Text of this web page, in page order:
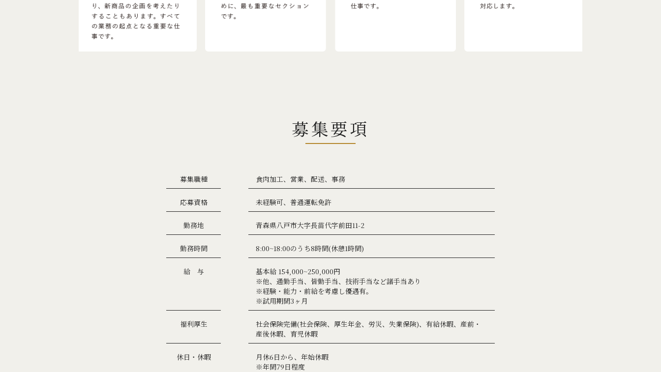
募集要項
募集職種 食肉加工、営業、配送、事務
応募資格 未経験可、普通運転免許
勤務地 青森県八戸市大字長苗代字前田11-2
勤務時間 8:00~18:00のうち8時間(休憩1時間)
給 与
基本給 154,000~250,000円
※他、通勤手当、皆勤手当、技術手当など諸手当あり
※経験・能力・前給を考慮し優遇有。
※試用期間3ヶ月
福利厚生
社会保険完備(社会保険、厚生年金、労災、失業保険)、有給休暇、産前・
産後休暇、育児休暇
休日・休暇
月休6日から、年始休暇
※年間79日程度